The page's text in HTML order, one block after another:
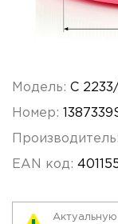
Модель: C 2233/
Номер:
Производитель:
EAN код: